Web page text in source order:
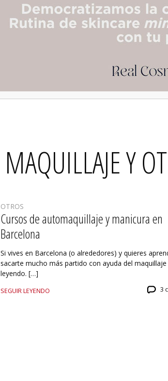
MAQUILLAJE Y
OTROS
Cursos de automaquillaje y manicura en
Barcelona
Si vives en Barcelona (o alrededores) y quieres
sacarte mucho más partido con ayuda del maquillaje
leyendo. […]
SEGUIR LEYENDO 3